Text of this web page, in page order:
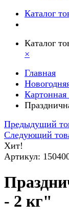
Каталог
Каталог
×
Главная
Картонная
Предыдущий
Следующий
Хит!
Артикул:
- 2 кг"